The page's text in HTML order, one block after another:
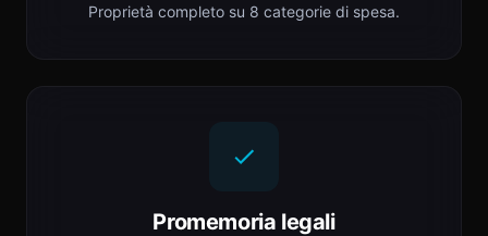
Proprietà completo su 8 categorie di spesa.
Promemoria legali